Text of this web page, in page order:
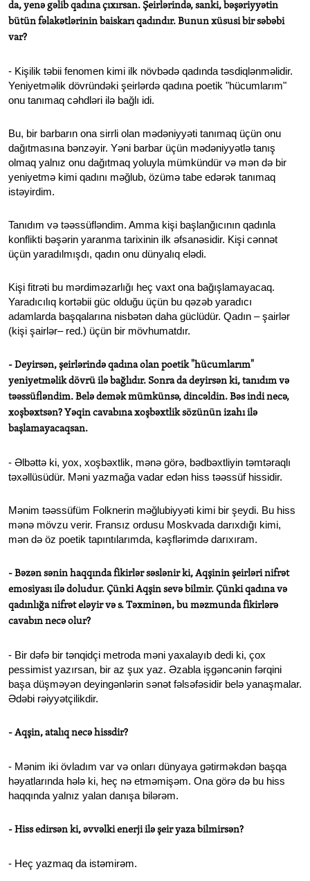
da, yenə gəlib qadına çıxırsan. Şeirlərində, sanki, bəşəriyyətin
bütün fəlakətlərinin baiskarı qadındır. Bunun xüsusi bir səbəbi
var?
- Kişilik təbii fenomen kimi ilk növbədə qadında təsdiqlənməlidir.
Yeniyetməlik dövründəki şeirlərdə qadına poetik "hücumlarım"
onu tanımaq cəhdləri ilə bağlı idi.
Bu, bir barbarın ona sirrli olan mədəniyyəti tanımaq üçün onu
dağıtmasına bənzəyir. Yəni barbar üçün mədəniyyətlə tanış
olmaq yalnız onu dağıtmaq yoluyla mümkündür və mən də bir
yeniyetmə kimi qadını məğlub, özümə tabe edərək tanımaq
istəyirdim.
Tanıdım və təəssüfləndim. Amma kişi başlanğıcının qadınla
konflikti bəşərin yaranma tarixinin ilk əfsanəsidir. Kişi cənnət
üçün yaradılmışdı, qadın onu dünyalıq elədi.
Kişi fitrəti bu mərdiməzarlığı heç vaxt ona bağışlamayacaq.
Yaradıcılıq kortəbii güc olduğu üçün bu qəzəb yaradıcı
adamlarda başqalarına nisbətən daha güclüdür. Qadın – şairlər
(kişi şairlər– red.) üçün bir mövhumatdır.
- Deyirsən, şeirlərində qadına olan poetik "hücumlarım"
yeniyetməlik dövrü ilə bağlıdır. Sonra da deyirsən ki, tanıdım və
təəssüfləndim. Belə demək mümkünsə, dincəldin. Bəs indi necə,
xoşbəxtsən? Yəqin cavabına xoşbəxtlik sözünün izahı ilə
başlamayacaqsan.
- Əlbəttə ki, yox, xoşbəxtlik, mənə görə, bədbəxtliyin təmtəraqlı
təxəllüsüdür. Məni yazmağa vadar edən hiss təəssüf hissidir.
Mənim təəssüfüm Folknerin məğlubiyyəti kimi bir şeydi. Bu hiss
mənə mövzu verir. Fransız ordusu Moskvada darıxdığı kimi,
mən də öz poetik tapıntılarımda, kəşflərimdə darıxıram.
- Bəzən sənin haqqında fikirlər səslənir ki, Aqşinin şeirləri nifrət
emosiyası ilə doludur. Çünki Aqşin sevə bilmir. Çünki qadına və
qadınlığa nifrət eləyir və s. Təxminən, bu məzmunda fikirlərə
cavabın necə olur?
- Bir dəfə bir tənqidçi metroda məni yaxalayıb dedi ki, çox
pessimist yazırsan, bir az şux yaz. Əzabla işgəncənin fərqini
başa düşməyən deyingənlərin sənət fəlsəfəsidir belə yanaşmalar.
Ədəbi rəiyyətçilikdir.
- Aqşin, atalıq necə hissdir?
- Mənim iki övladım var və onları dünyaya gətirməkdən başqa
həyatlarında hələ ki, heç nə etməmişəm. Ona görə də bu hiss
haqqında yalnız yalan danışa bilərəm.
- Hiss edirsən ki, əvvəlki enerji ilə şeir yaza bilmirsən?
- Heç yazmaq da istəmirəm.